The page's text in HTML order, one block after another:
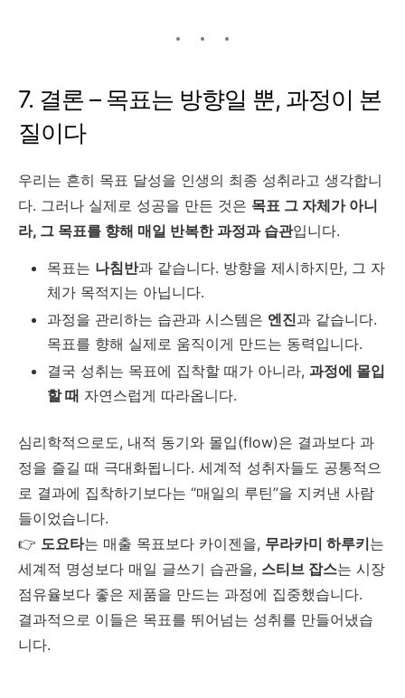
7. 결론 – 목표는 방향일 뿐, 과정이 본
질이다
우리는 흔히 목표 달성을 인생의 최종 성취라고 생각합니
다. 그러나 실제로 성공을 만든 것은 목표 그 자체가 아니
라, 그 목표를 향해 매일 반복한 과정과 습관입니다.
목표는 나침반과 같습니다. 방향을 제시하지만, 그 자
체가 목적지는 아닙니다.
과정을 관리하는 습관과 시스템은 엔진과 같습니다.
목표를 향해 실제로 움직이게 만드는 동력입니다.
결국 성취는 목표에 집착할 때가 아니라, 과정에 몰입
할 때 자연스럽게 따라옵니다.
심리학적으로도, 내적 동기와 몰입(flow)은 결과보다 과
정을 즐길 때 극대화됩니다. 세계적 성취자들도 공통적으
로 결과에 집착하기보다는 “매일의 루틴”을 지켜낸 사람
들이었습니다.
👉 도요타는 매출 목표보다 카이젠을, 무라카미 하루키는
세계적 명성보다 매일 글쓰기 습관을, 스티브 잡스는 시장
점유율보다 좋은 제품을 만드는 과정에 집중했습니다.
결과적으로 이들은 목표를 뛰어넘는 성취를 만들어냈습
니다.